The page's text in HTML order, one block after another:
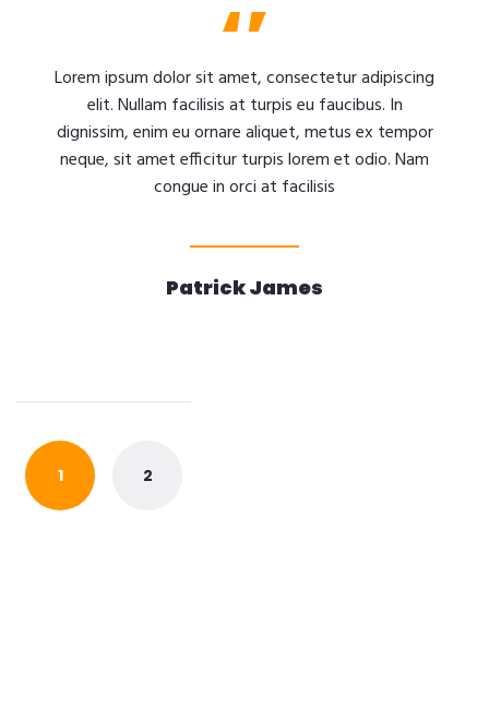
Lorem ipsum dolor sit amet, consectetur adipiscing
elit. Nullam facilisis at turpis eu faucibus. In
dignissim, enim eu ornare aliquet, metus ex tempor
neque, sit amet efficitur turpis lorem et odio. Nam
congue in orci at facilisis
Patrick James
Posts
navigation
1 2